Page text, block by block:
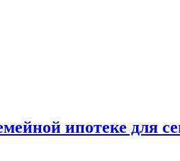
ипотеке для